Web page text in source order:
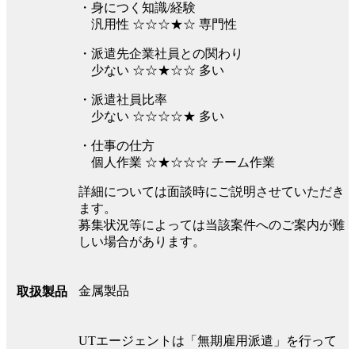
・身につく知識/経験
汎用性 ☆☆☆★☆ 専門性
・派遣先企業社員との関わり
少ない ☆☆★☆☆ 多い
・派遣社員比率
少ない ☆☆☆☆★ 多い
・仕事の仕方
個人作業 ☆★☆☆☆ チーム作業
詳細については面談時にご説明させていただき
ます。
募集状況等によっては当該案件へのご案内が難
しい場合があります。
取扱製品 金属製品
UTエージェントは「無期雇用派遣」を行って